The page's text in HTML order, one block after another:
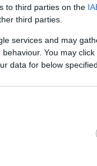
to third parties on the
third parties.
services and may
You may
data for below
με ασθενοφόρο
επέμβαση - Ο
το